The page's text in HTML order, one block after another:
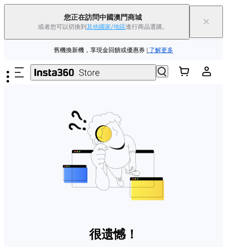
您正在訪問中國澳門商城
或者您可以切換到 其他國家/地區進行商品選購。 ×
Insta360 Luna Ultra |現已上市| 免運費
舊機換新機，享現金回饋或優惠券 了解更多
夏季優惠 | 精選商品低至 立即選購
很遗憾！